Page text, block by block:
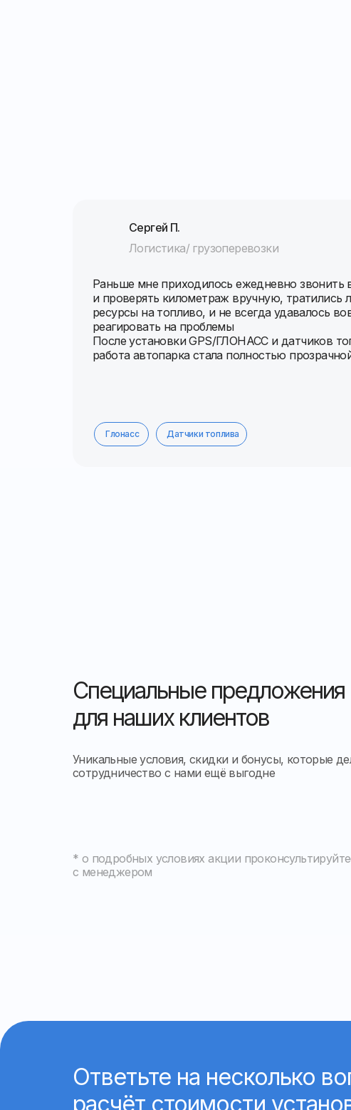
Сергей П.
Логистика/ грузоперевозки
Раньше мне приходилось ежедневно звонить
и проверять километраж вручную, тратились
ресурсы на топливо, и не всегда удавалось
реагировать на проблемы
После установки GPS/ГЛОНАСС и датчиков
работа автопарка стала полностью
Глонасс Датчики топлива
Специальные предложения
для наших клиентов
Уникальные условия, скидки и бонусы, которые
сотрудничество с нами ещё выгодне
* о подробных условиях акции
с менеджером
Ответьте на несколько
расчёт стоимости